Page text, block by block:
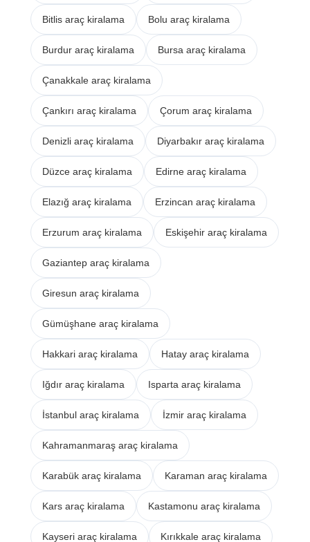
Bitlis araç kiralama Bolu araç kiralama
Burdur araç kiralama Bursa araç kiralama
Çanakkale araç kiralama
Çankırı araç kiralama Çorum araç kiralama
Denizli araç kiralama Diyarbakır araç kiralama
Düzce araç kiralama Edirne araç kiralama
Elazığ araç kiralama Erzincan araç kiralama
Erzurum araç kiralama Eskişehir araç kiralama
Gaziantep araç kiralama
Giresun araç kiralama
Gümüşhane araç kiralama
Hakkari araç kiralama Hatay araç kiralama
Iğdır araç kiralama Isparta araç kiralama
İstanbul araç kiralama İzmir araç kiralama
Kahramanmaraş araç kiralama
Karabük araç kiralama Karaman araç kiralama
Kars araç kiralama Kastamonu araç kiralama
Kayseri araç kiralama Kırıkkale araç kiralama